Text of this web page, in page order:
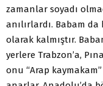
zamanlar soyadı
anılırlardı. Babam
olarak kalmıştır.
yerlere Trabzon’a,
onu “Arap